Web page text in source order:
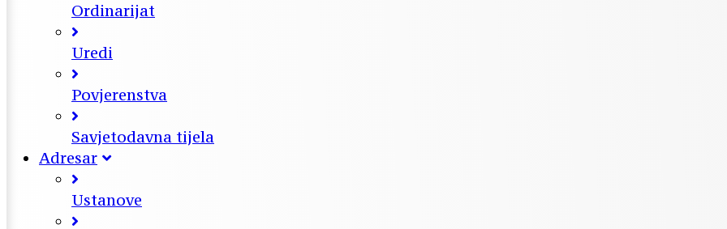
Ordinarijat
Uredi
Povjerenstva
Savjetodavna tijela
Adresar
Ustanove